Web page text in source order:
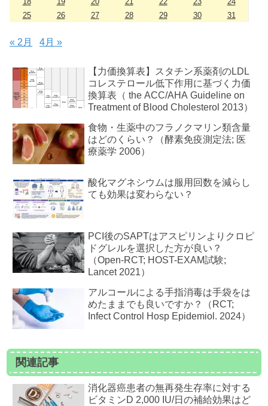
25
26 27 28 29 30 31
« 2月 4月 »
【力価換算表】スタチン系薬剤のLDL
コレステロール低下作用に基づく力価
換算表（ the ACC/AHA Guideline on
Treatment of Blood Cholesterol 2013）
食物・生薬中のフラノクマリン類含量
はどのくらい？（酵素免疫測定法; 医
療薬学 2006）
酸化マグネシウムは服用回数を減らし
ても効果は変わらない？
PCI後のSAPTはアスピリンよりクロピ
ドグレルを選択した方が良い？
（Open-RCT; HOST-EXAM試験;
Lancet 2021）
アルコールによる手指消毒は手袋をは
めたままでも良いですか？（RCT;
Infect Control Hosp Epidemiol. 2024）
関連記事
消化器癌患者の無再発生存率に対する
ビタミンD 2,000 IU/日の補給効果はど